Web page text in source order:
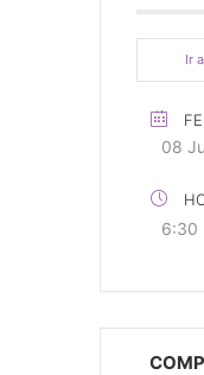
Ir
08
6:30